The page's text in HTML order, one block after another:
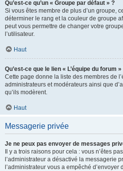
Qu’est-ce qu’un « Groupe par défaut » ?
Si vous êtes membre de plus d’un groupe,
déterminer le rang et la couleur de groupe
peut vous permettre de changer votre
l’utilisateur.
Haut
Qu’est-ce que le lien « L’équipe du forum »
Cette page donne la liste des membres de
administrateurs et modérateurs ainsi que
qu’ils modèrent.
Haut
Messagerie privée
Je ne peux pas envoyer de messages
Il y a trois raisons pour cela : vous n’êtes
l’administrateur a désactivé la messagerie
l’administrateur vous a empêché